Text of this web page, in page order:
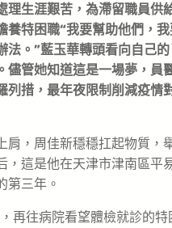
理生涯艱苦，為滯留職員供
養特困職“我要幫助他們，我
法。”藍玉華轉頭看向自己
儘管她知道這是一場夢，員
列措，最年夜限制削減疫情
肩，周佳新穩穩扛起物質，
，這是他在天津市津南區平
第三年。
再往病院看望體檢就診的特